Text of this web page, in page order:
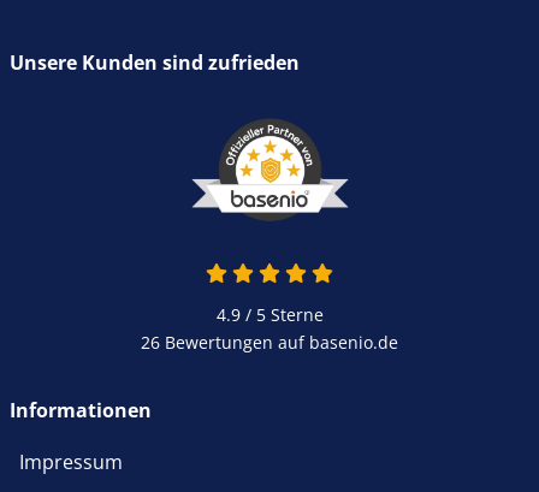
Unsere Kunden sind zufrieden
4.9 von 5
4.9 / 5Sterne
26 Bewertungen auf basenio.de
Informationen
Impressum